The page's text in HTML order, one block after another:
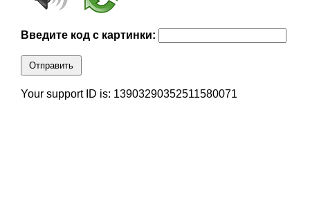
Введите код с картинки:
Отправить
Your support ID is: 13903290352511580071